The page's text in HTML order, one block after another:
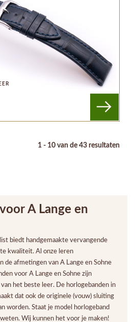
1 - 10 van de 43 resultaten
A Lange en
biedt handgemaakte vervangende
kwaliteit. Al onze leren
de afmetingen van A Lange en Sohne
voor A Lange en Sohne zijn
het beste leer. De horlogebanden in
dat ook de originele (vouw) sluiting
worden. Staat je model horlogeband
Wij kunnen het voor je maken!